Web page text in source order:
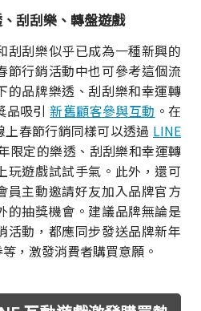
刮刮樂、轉盤遊戲
刮刮樂似乎已成為一種新興的
節行銷活動中也可參考這個流
的品牌樂透、刮刮樂和幸運轉
品吸引新舊顧客參與互動 。在
春節行銷同樣可以透過 LINE
限定的樂透、刮刮樂和幸運轉
玩遊戲試試手氣。此外，還可
員主動邀請好友加入品牌官方
的抽獎機會。建議品牌無論是
活動，都應同步發送品牌新年
，激發消費者購買意願。